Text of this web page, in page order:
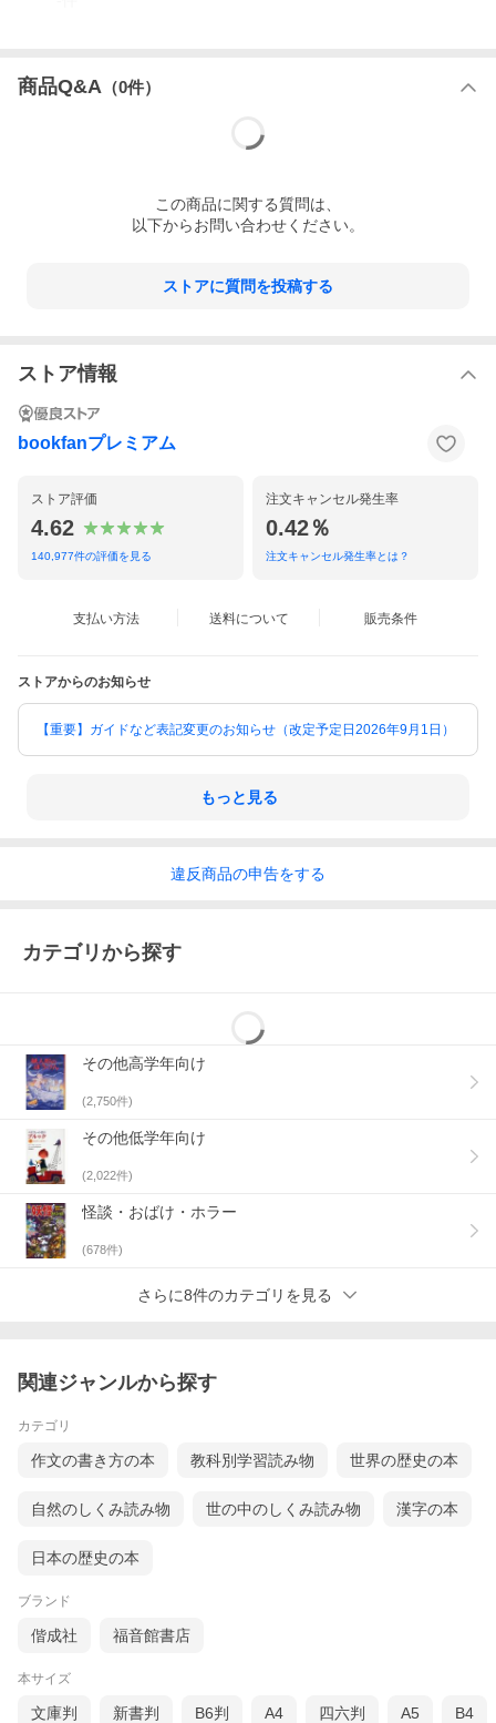
商品Q&A （0件）
この商品に関する質問は、
以下からお問い合わせください。
ストアに質問を投稿する
ストア情報
bookfanプレミアム
ストア評価
4.62
140,977件の評価を見る
注文キャンセル発生率
0.42％
注文キャンセル発生率とは？
支払い方法 送料について 販売条件
ストアからのお知らせ
【重要】ガイドなど表記変更のお知らせ（改定予定日2026年9月1日）
もっと見る
違反商品の申告をする
カテゴリから探す
その他高学年向け
(2,750件)
その他低学年向け
(2,022件)
怪談・おばけ・ホラー
(678件)
さらに8件のカテゴリを見る
関連ジャンルから探す
カテゴリ
作文の書き方の本 教科別学習読み物 世界の歴史の本
自然のしくみ読み物 世の中のしくみ読み物 漢字の本
日本の歴史の本
ブランド
偕成社 福音館書店
本サイズ
文庫判 新書判 B6判 A4 四六判 A5 B4